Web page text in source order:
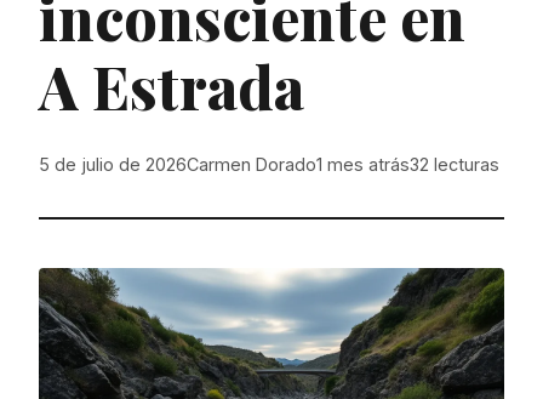
inconsciente en
A Estrada
5 de julio de 2026Carmen Dorado1 mes atrás32 lecturas